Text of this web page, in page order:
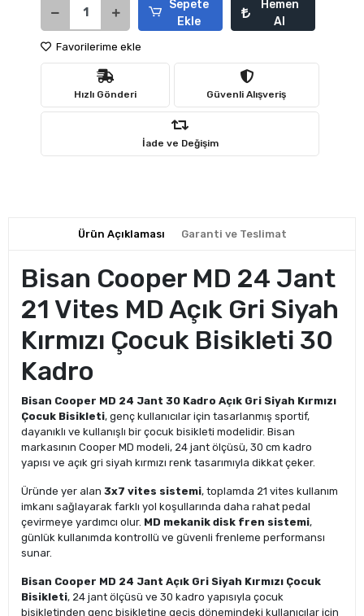
Sepete
Ekle
Hemen
Al
Favorilerime ekle
Hızlı Gönderi Güvenli Alışveriş
İade ve Değişim
Ürün Açıklaması Garanti ve Teslimat
Bisan Cooper MD 24 Jant
21 Vites MD Açık Gri Siyah
Kırmızı Çocuk Bisikleti 30
Kadro
Bisan Cooper MD 24 Jant 30 Kadro Açık Gri Siyah Kırmızı
Çocuk Bisikleti, genç kullanıcılar için tasarlanmış sportif,
dayanıklı ve kullanışlı bir çocuk bisikleti modelidir. Bisan
markasının Cooper MD modeli, 24 jant ölçüsü, 30 cm kadro
yapısı ve açık gri siyah kırmızı renk tasarımıyla dikkat çeker.
Üründe yer alan 3x7 vites sistemi, toplamda 21 vites kullanım
imkanı sağlayarak farklı yol koşullarında daha rahat pedal
çevirmeye yardımcı olur. MD mekanik disk fren sistemi,
günlük kullanımda kontrollü ve güvenli frenleme performansı
sunar.
Bisan Cooper MD 24 Jant Açık Gri Siyah Kırmızı Çocuk
Bisikleti, 24 jant ölçüsü ve 30 kadro yapısıyla çocuk
bisikletinden genç bisikletine geçiş dönemindeki kullanıcılar için